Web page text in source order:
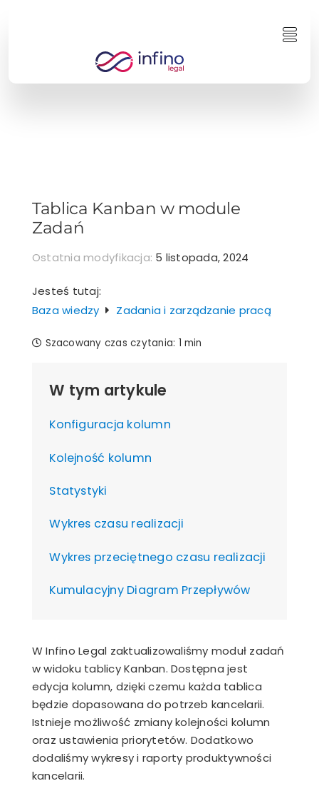
Tablica Kanban w module
Zadań
Ostatnia modyfikacja: 5 listopada, 2024
Jesteś tutaj:
Baza wiedzy
Zadania i zarządzanie pracą
Szacowany czas czytania: 1 min
W tym artykule
Konfiguracja kolumn
Kolejność kolumn
Statystyki
Wykres czasu realizacji
Wykres przeciętnego czasu realizacji
Kumulacyjny Diagram Przepływów
W Infino Legal zaktualizowaliśmy moduł zadań
w widoku tablicy Kanban. Dostępna jest
edycja kolumn, dzięki czemu każda tablica
będzie dopasowana do potrzeb kancelarii.
Istnieje możliwość zmiany kolejności kolumn
oraz ustawienia priorytetów. Dodatkowo
dodaliśmy wykresy i raporty produktywności
kancelarii.